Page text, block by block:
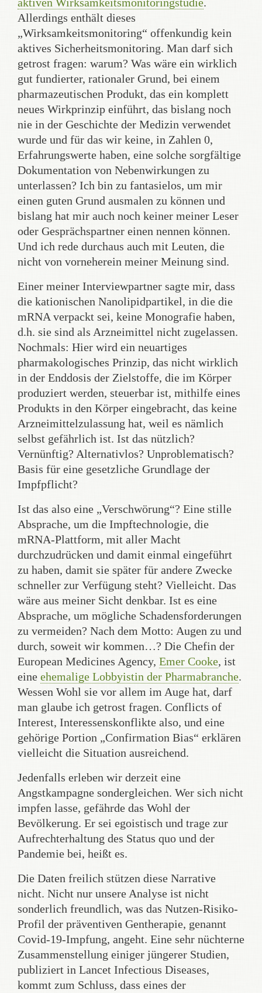
Allerdings enthält dieses
„Wirksamkeitsmonitoring“ offenkundig kein
aktives Sicherheitsmonitoring. Man darf sich
getrost fragen: warum? Was wäre ein wirklich
gut fundierter, rationaler Grund, bei einem
pharmazeutischen Produkt, das ein komplett
neues Wirkprinzip einführt, das bislang noch
nie in der Geschichte der Medizin verwendet
wurde und für das wir keine, in Zahlen 0,
Erfahrungswerte haben, eine solche sorgfältige
Dokumentation von Nebenwirkungen zu
unterlassen? Ich bin zu fantasielos, um mir
einen guten Grund ausmalen zu können und
bislang hat mir auch noch keiner meiner Leser
oder Gesprächspartner einen nennen können.
Und ich rede durchaus auch mit Leuten, die
nicht von vorneherein meiner Meinung sind.
Einer meiner Interviewpartner sagte mir, dass
die kationischen Nanolipidpartikel, in die die
mRNA verpackt sei, keine Monografie haben,
d.h. sie sind als Arzneimittel nicht zugelassen.
Nochmals: Hier wird ein neuartiges
pharmakologisches Prinzip, das nicht wirklich
in der Enddosis der Zielstoffe, die im Körper
produziert werden, steuerbar ist, mithilfe eines
Produkts in den Körper eingebracht, das keine
Arzneimittelzulassung hat, weil es nämlich
selbst gefährlich ist. Ist das nützlich?
Vernünftig? Alternativlos? Unproblematisch?
Basis für eine gesetzliche Grundlage der
Impfpflicht?
Ist das also eine „Verschwörung“? Eine stille
Absprache, um die Impftechnologie, die
mRNA-Plattform, mit aller Macht
durchzudrücken und damit einmal eingeführt
zu haben, damit sie später für andere Zwecke
schneller zur Verfügung steht? Vielleicht. Das
wäre aus meiner Sicht denkbar. Ist es eine
Absprache, um mögliche Schadensforderungen
zu vermeiden? Nach dem Motto: Augen zu und
durch, soweit wir kommen…? Die Chefin der
European Medicines Agency, Emer Cooke, ist
eine ehemalige Lobbyistin der Pharmabranche.
Wessen Wohl sie vor allem im Auge hat, darf
man glaube ich getrost fragen. Conflicts of
Interest, Interessenskonflikte also, und eine
gehörige Portion „Confirmation Bias“ erklären
vielleicht die Situation ausreichend.
Jedenfalls erleben wir derzeit eine
Angstkampagne sondergleichen. Wer sich nicht
impfen lasse, gefährde das Wohl der
Bevölkerung. Er sei egoistisch und trage zur
Aufrechterhaltung des Status quo und der
Pandemie bei, heißt es.
Die Daten freilich stützen diese Narrative
nicht. Nicht nur unsere Analyse ist nicht
sonderlich freundlich, was das Nutzen-Risiko-
Profil der präventiven Gentherapie, genannt
Covid-19-Impfung, angeht. Eine sehr nüchterne
Zusammenstellung einiger jüngerer Studien,
publiziert in Lancet Infectious Diseases,
kommt zum Schluss, dass eines der